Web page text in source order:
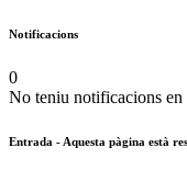
Notificacions
0
No teniu notificacions en
Entrada - Aquesta pàgina està